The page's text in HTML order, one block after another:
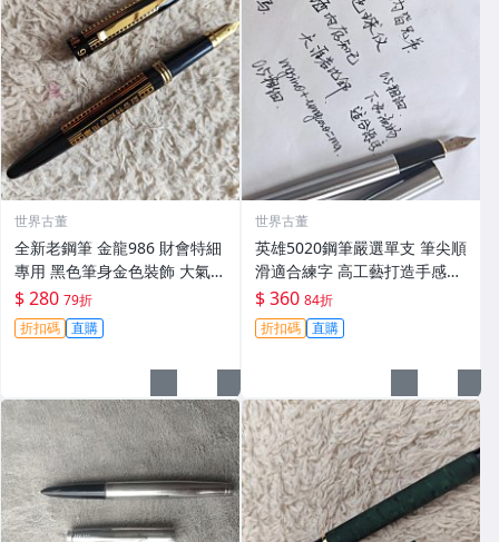
世界古董
全新老鋼筆 金龍986 財會特細
專用 黑色筆身金色裝飾 大氣順
滑好寫 小明尖 筆夾輕微氧化
無損毫毛 新手舊藏共賞 財會鋼
筆 傳承工藝 滑動自如 古典風
$ 280 79折
折扣碼 直購
世界古董
英雄5020鋼筆嚴選單支 筆尖順
滑適合練字 高工藝打造手感佳
英雄5020 鋪筆 卡其色 鉑金鍍
工藝 經典款式 英雄5020 鋪筆
時尚經典 字體工整
$ 360 84折
折扣碼 直購